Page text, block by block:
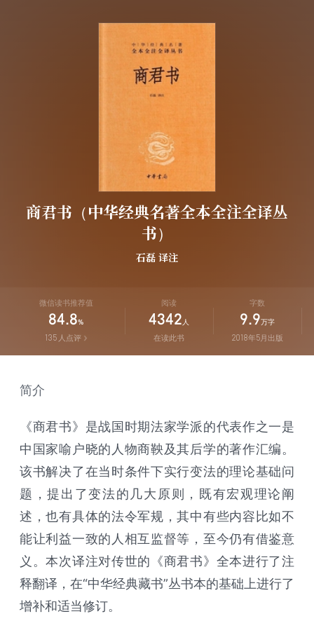
商君书（中华经典名著全本全注全译丛
书）
石磊 译注
微信读书推荐值
84.8%
135 人点评
阅读
4342 人
在读此书
字数
9.9 万字
2018年5月出版
简介
《商君书》是战国时期法家学派的代表作之一是
中国家喻户晓的人物商鞅及其后学的著作汇编。
该书解决了在当时条件下实行变法的理论基础问
题，提出了变法的几大原则，既有宏观理论阐
述，也有具体的法令军规，其中有些内容比如不
能让利益一致的人相互监督等，至今仍有借鉴意
义。本次译注对传世的《商君书》全本进行了注
释翻译，在“中华经典藏书”丛书本的基础上进行了
增补和适当修订。